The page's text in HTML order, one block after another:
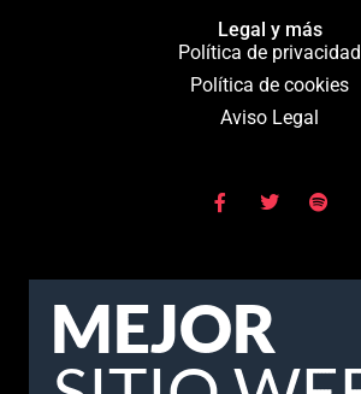
Legal y más
Política de privacidad
Política de cookies
Aviso Legal